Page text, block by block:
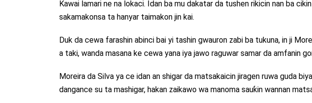
Kawai lamari ne na lokaci. Idan ba mu dakatar da tushen rikicin nan ba
sakamakonsa ta hanyar taimakon jin kai.
Duk da cewa farashin abinci bai yi tashin gwauron zabi ba tukuna, in ji
a taki, wanda masana ke cewa yana iya jawo raguwar samar da amfanin
Moreira da Silva ya ce idan an shigar da matsakaicin jiragen ruwa guda
dangance su ta mashigar, hakan zaikawo wa manoma sauƙin wannan